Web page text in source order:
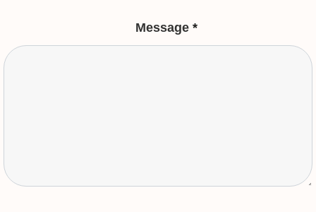
Message *